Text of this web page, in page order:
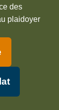
des
plaidoyer